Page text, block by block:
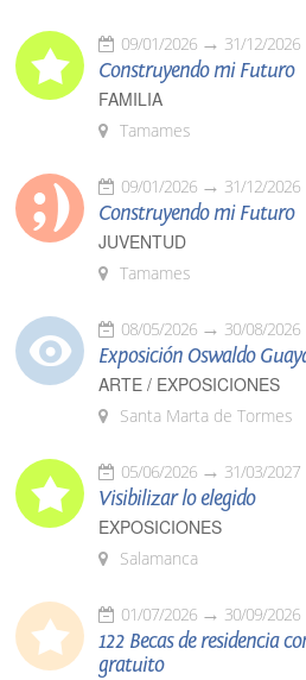
09/01/2026 31/12/2026
Construyendo mi Futuro
FAMILIA
Tamames
09/01/2026 31/12/2026
Construyendo mi Futuro
JUVENTUD
Tamames
08/05/2026 30/08/2026
Exposición Oswaldo
ARTE / EXPOSICIONES
Santa Marta de Tormes
05/06/2026 31/03/2027
Visibilizar lo elegido
EXPOSICIONES
Salamanca
01/07/2026 30/09/2026
122 Becas de residencia
gratuito